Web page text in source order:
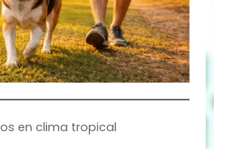
en clima tropical